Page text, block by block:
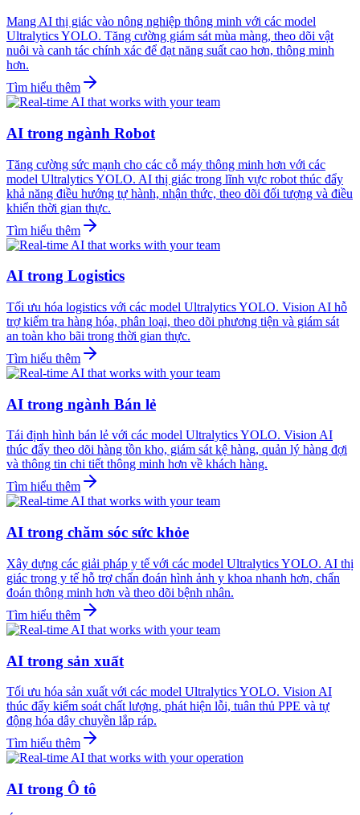
Mang AI thị giác vào nông nghiệp thông minh với các model
Ultralytics YOLO. Tăng cường giám sát mùa màng, theo dõi vật
nuôi và canh tác chính xác để đạt năng suất cao hơn, thông minh
hơn.
Tìm hiểu thêm
AI trong ngành Robot
Tăng cường sức mạnh cho các cỗ máy thông minh hơn với các
model Ultralytics YOLO. AI thị giác trong lĩnh vực robot thúc đẩy
khả năng điều hướng tự hành, nhận thức, theo dõi đối tượng và điều
khiển thời gian thực.
Tìm hiểu thêm
AI trong Logistics
Tối ưu hóa logistics với các model Ultralytics YOLO. Vision AI hỗ
trợ kiểm tra hàng hóa, phân loại, theo dõi phương tiện và giám sát
an toàn kho bãi trong thời gian thực.
Tìm hiểu thêm
AI trong ngành Bán lẻ
Tái định hình bán lẻ với các model Ultralytics YOLO. Vision AI
thúc đẩy theo dõi hàng tồn kho, giám sát kệ hàng, quản lý hàng đợi
và thông tin chi tiết thông minh hơn về khách hàng.
Tìm hiểu thêm
AI trong chăm sóc sức khỏe
Xây dựng các giải pháp y tế với các model Ultralytics YOLO. AI thị
giác trong y tế hỗ trợ chẩn đoán hình ảnh y khoa nhanh hơn, chẩn
đoán thông minh hơn và theo dõi bệnh nhân.
Tìm hiểu thêm
AI trong sản xuất
Tối ưu hóa sản xuất với các model Ultralytics YOLO. Vision AI
thúc đẩy kiểm soát chất lượng, phát hiện lỗi, tuân thủ PPE và tự
động hóa dây chuyền lắp ráp.
Tìm hiểu thêm
AI trong Ô tô